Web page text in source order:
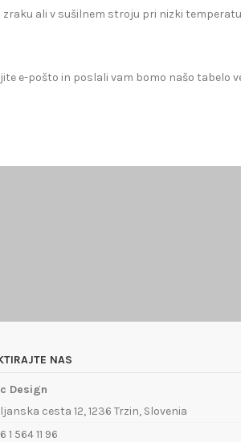
ali v sušilnem stroju pri nizki
e-pošto in poslali vam bomo našo tabelo
NAS
Design
cesta 12, 1236 Trzin, Slovenia
1 564 11 96